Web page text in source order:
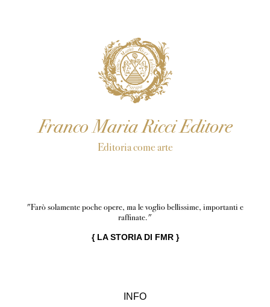
Franco Maria Ricci Editore
Editoria come arte
"Farò solamente poche opere, ma le voglio bellissime, importanti e
raffinate."
{ LA STORIA DI FMR}
INFO